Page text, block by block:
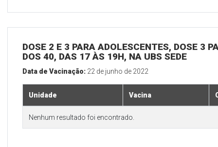
DOSE 2 E 3 PARA ADOLESCENTES, DOSE 3
DOS 40, DAS 17 ÀS 19H, NA UBS SEDE
Data de Vacinação: 22 de junho de 2022
Unidade Vacina
Nenhum resultado foi encontrado.